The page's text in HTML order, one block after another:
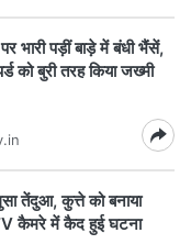
भारी पड़ीं बाड़े में बंधी भैंसें,
को बुरी तरह किया जख्मी
तेंदुआ, कुत्ते को बनाया
कैमरे में कैद हुई घटना